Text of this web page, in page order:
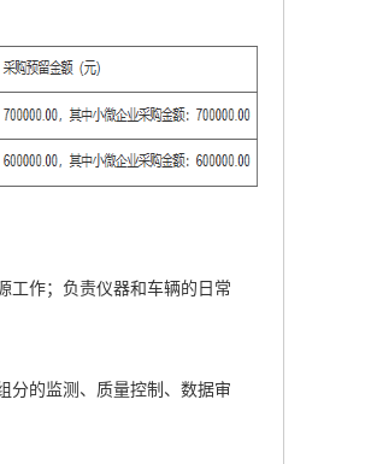
工作；负责仪器和车辆的日常
分的监测、质量控制、数据审